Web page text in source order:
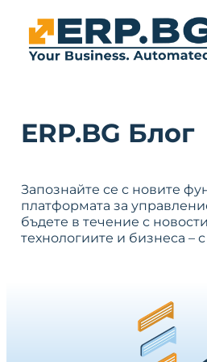
ERP.BG Блог
Запознайте се с новите
платформата за
бъдете в течение с
технологиите и бизнеса –